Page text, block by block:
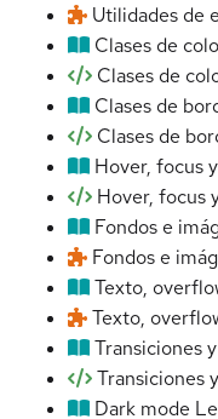
Utilidades de
Clases de
Clases de
Clases de
Clases de
Hover, focus
Hover, focus
Fondos e
Fondos e
Texto,
Texto,
Transiciones
Transiciones
Dark mode